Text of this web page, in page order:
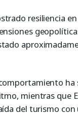
resiliencia
mientras que
del turismo